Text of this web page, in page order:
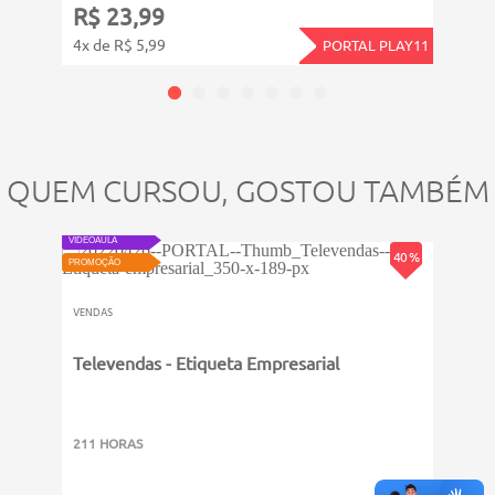
R$ 23,99
4x de R$ 5,99 PORTAL PLAY11
QUEM CURSOU, GOSTOU TAMBÉM
40 %
VIDEOAULA
PROMOÇÃO
VENDAS
Televendas - Etiqueta Empresarial
211 HORAS
6011